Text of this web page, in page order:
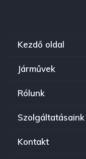
Kezdő oldal
Járművek
Rólunk
Szolgáltatásaink
Kontakt